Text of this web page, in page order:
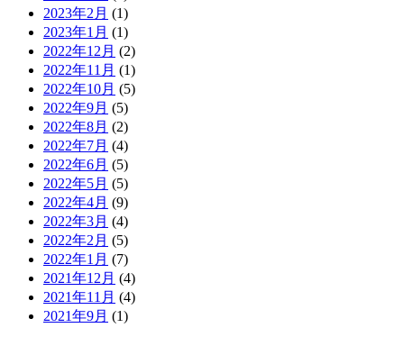
2023年2月 (1)
2023年1月 (1)
2022年12月 (2)
2022年11月 (1)
2022年10月 (5)
2022年9月 (5)
2022年8月 (2)
2022年7月 (4)
2022年6月 (5)
2022年5月 (5)
2022年4月 (9)
2022年3月 (4)
2022年2月 (5)
2022年1月 (7)
2021年12月 (4)
2021年11月 (4)
2021年9月 (1)